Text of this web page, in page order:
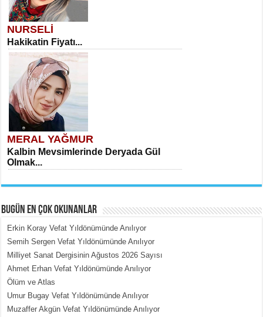
NURSELİ
Hakikatin Fiyatı...
MERAL YAĞMUR
Kalbin Mevsimlerinde Deryada Gül
Olmak...
MEHMET ÇOBAN
İçerdeki Put Dışardaki Maskeler...
BUGÜN EN ÇOK OKUNANLAR
Erkin Koray Vefat Yıldönümünde Anılıyor
Semih Sergen Vefat Yıldönümünde Anılıyor
Milliyet Sanat Dergisinin Ağustos 2026 Sayısı
Ahmet Erhan Vefat Yıldönümünde Anılıyor
Ölüm ve Atlas
Umur Bugay Vefat Yıldönümünde Anılıyor
Muzaffer Akgün Vefat Yıldönümünde Anılıyor